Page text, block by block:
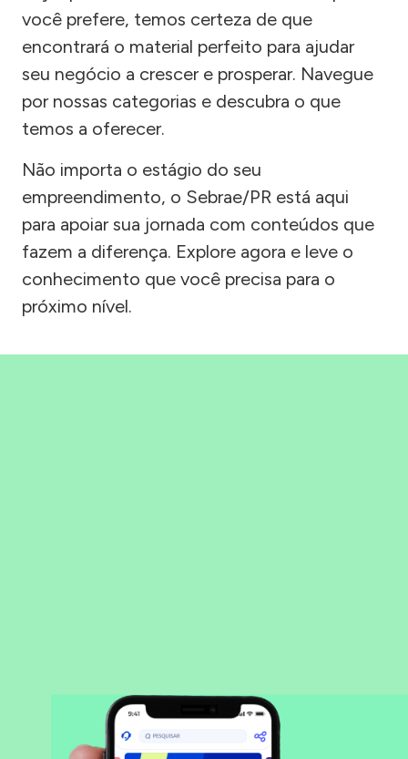
você prefere, temos certeza de que
encontrará o material perfeito para ajudar
seu negócio a crescer e prosperar. Navegue
por nossas categorias e descubra o que
temos a oferecer.
Não importa o estágio do seu
empreendimento, o Sebrae/PR está aqui
para apoiar sua jornada com conteúdos que
fazem a diferença. Explore agora e leve o
conhecimento que você precisa para o
próximo nível.